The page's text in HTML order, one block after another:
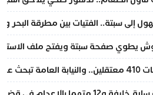
إلى سبتة.. الفتيات بين مطرقة البحر
يطوي صفحة سبتة ويفتح ملف